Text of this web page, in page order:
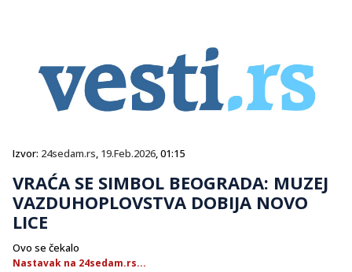
Izvor: 24sedam.rs, 19.Feb.2026, 01:15
VRAĆA SE SIMBOL BEOGRADA: MUZEJ
VAZDUHOPLOVSTVA DOBIJA NOVO
LICE
Ovo se čekalo
Nastavak na 24sedam.rs...